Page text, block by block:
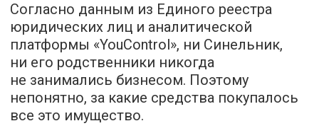
Согласно данным из Единого реестра
юридических лиц и аналитической
платформы «YouControl», ни Синельник,
ни его родственники никогда
не занимались бизнесом. Поэтому
непонятно, за какие средства покупалось
все это имущество.